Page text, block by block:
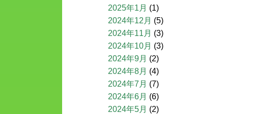
2025年1月 (1)
2024年12月 (5)
2024年11月 (3)
2024年10月 (3)
2024年9月 (2)
2024年8月 (4)
2024年7月 (7)
2024年6月 (6)
2024年5月 (2)